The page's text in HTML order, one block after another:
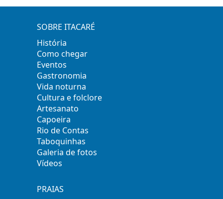
SOBRE ITACARÉ
História
Como chegar
Eventos
Gastronomia
Vida noturna
Cultura e folclore
Artesanato
Capoeira
Rio de Contas
Taboquinhas
Galeria de fotos
Vídeos
PRAIAS